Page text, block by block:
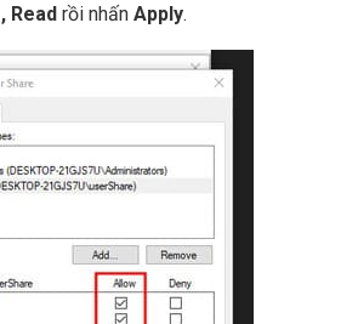
Read rồi nhấn Apply.